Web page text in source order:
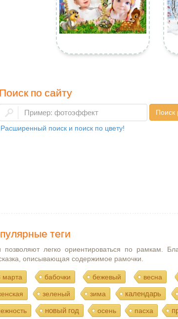
Поиск по сайту
Поиск
Расширенный поиск и поиск по цвету!
теги
позволяют легко ориентироваться по рамкам.
описывающая содержимое рамочки.
марта бабочки бежевый весна
зеленый зима календарь
новый год осень пасха